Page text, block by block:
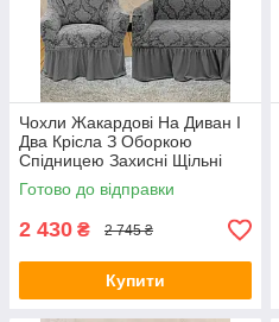
Чохли Жакардові На Диван І
Два Крісла З Оборкою
Спідницею Захисні Щільні
Kaspi Туреччина
Готово до відправки
2 430 ₴ 2 745 ₴
Купити